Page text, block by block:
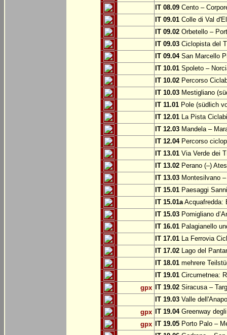
IT 08.09 Cento –
IT 09.01 Colle di Val
IT 09.02 Orbetello –
IT 09.03 Ciclopista del
IT 09.04San Marcello
IT 10.01 Spoleto –
IT 10.02 Percorso
IT 10.03 Mestigliano
IT 11.01 Pole (südlich
IT 12.01 La Pista
IT 12.03 Mandela –
IT 12.04Percorso
IT 13.01 Via Verde dei
IT 13.02 Perano (–)
IT 13.03 Montesilvano
IT 15.01 Paesaggi
IT 15.01aAcquafredda:
IT 15.03 Pomigliano
IT 16.01 Palagianello
IT 17.01 La Ferrovia
IT 17.02 Lago del
IT 18.01 mehrere
IT 19.01 Circumetnea:
gpx
IT 19.02 Siracusa –
IT 19.03 Valle
gpx
IT 19.04Greenway
gpx
IT 19.05 Porto Palo –